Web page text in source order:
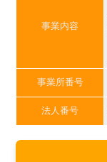
事業内容
事業所番号
法人番号